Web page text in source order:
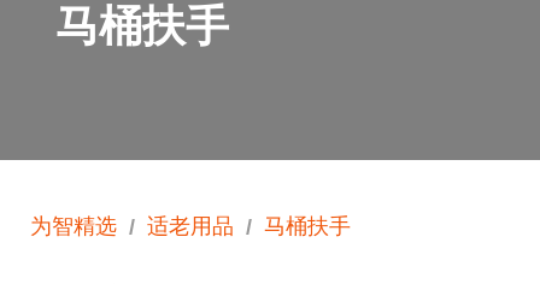
马桶扶手
为智精选 / 适老用品 / 马桶扶手